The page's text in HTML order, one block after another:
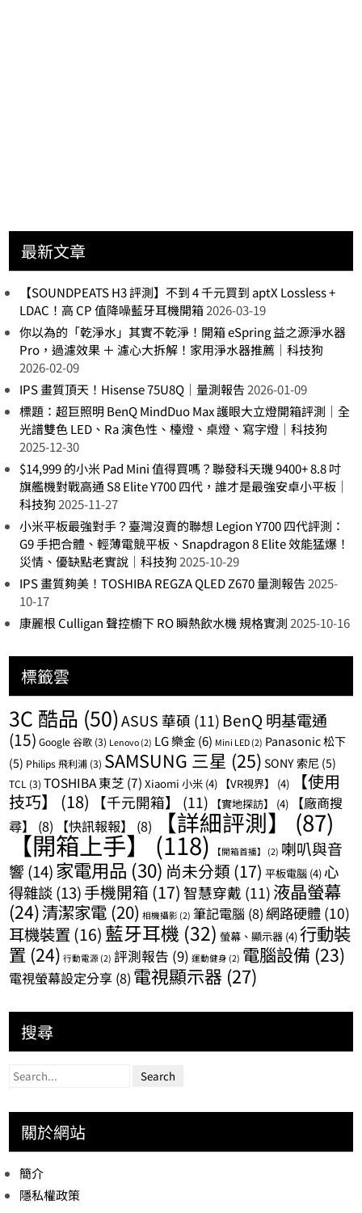
最新文章
【SOUNDPEATS H3 評測】不到 4 千元買到 aptX Lossless +
LDAC！高 CP 值降噪藍牙耳機開箱2026-03-19
你以為的「乾淨水」其實不乾淨！開箱 eSpring 益之源淨水器
Pro，過濾效果 ＋ 濾心大拆解！家用淨水器推薦｜科技狗
2026-02-09
IPS 畫質頂天！Hisense 75U8Q｜量測報告2026-01-09
標題：超巨照明 BenQ MindDuo Max 護眼大立燈開箱評測｜全
光譜雙色 LED、Ra 演色性、檯燈、桌燈、寫字燈｜科技狗
2025-12-30
$14,999 的小米 Pad Mini 值得買嗎？聯發科天璣 9400+ 8.8 吋
旗艦機對戰高通 S8 Elite Y700 四代，誰才是最強安卓小平板｜
科技狗 2025-11-27
小米平板最強對手？臺灣沒賣的聯想 Legion Y700 四代評測：
G9 手把合體、輕薄電競平板、Snapdragon 8 Elite 效能猛爆！
災情、優缺點老實說｜科技狗 2025-10-29
IPS 畫質夠美！TOSHIBA REGZA QLED Z670 量測報告2025-
10-17
康麗根 Culligan 聲控櫥下 RO 瞬熱飲水機 規格實測 2025-10-16
標籤雲
3C 酷品 (50)ASUS 華碩 (11) BenQ 明基電通
(15) Google 谷歌 (3) Lenovo (2) LG 樂金(6) Mini LED (2) Panasonic 松下
(5) Philips 飛利浦 (3) SAMSUNG 三星 (25) SONY 索尼 (5)
TCL (3) TOSHIBA 東芝 (7) Xiaomi 小米 (4) 【VR視界】 (4)
【使用
技巧】
(18) 【千元開箱】 (11) 【實地探訪】 (4)
【廠商搜
尋】
(8) 【快訊報報】 (8) 【詳細評測】 (87)
【開箱上手】(118) 【開箱首播】 (2) 喇叭與音
響 (14)家電用品 (30) 尚未分類 (17) 平板電腦 (4) 心
得雜談 (13)手機開箱 (17) 智慧穿戴 (11) 液晶螢幕
(24)清潔家電 (20) 相機攝影 (2) 筆記電腦 (8)網路硬體 (10)
耳機裝置 (16) 藍牙耳機 (32) 螢幕、顯示器 (4)行動裝
置 (24) 行動電源 (2) 評測報告 (9) 運動健身 (2) 電腦設備 (23)
電視螢幕設定分享 (8) 電視顯示器 (27)
搜尋
關於網站
簡介
隱私權政策